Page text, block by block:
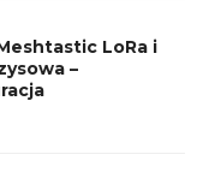
LoRa i
–